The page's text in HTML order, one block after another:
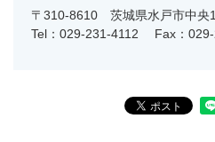
〒310-8610
茨城県水戸市中
Tel：029-231-4112
Fax：